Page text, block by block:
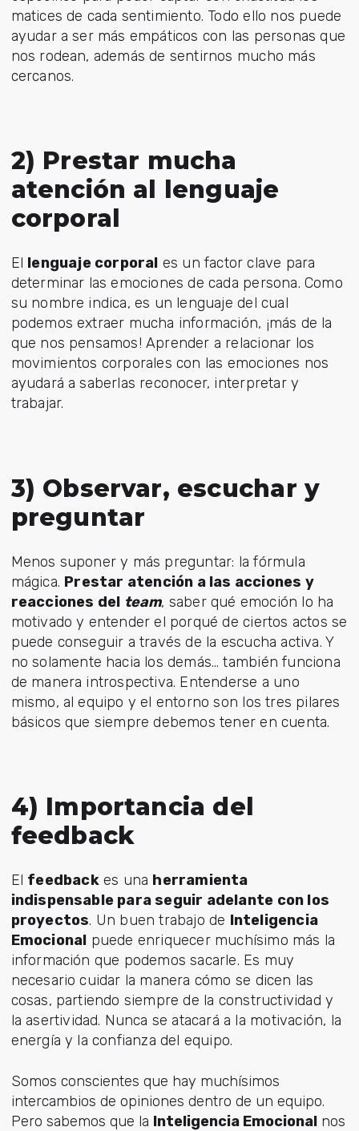
matices de cada sentimiento. Todo ello nos puede
ayudar a ser más empáticos con las personas que
nos rodean, además de sentirnos mucho más
cercanos.
2) Prestar mucha
atención al lenguaje
corporal
El lenguaje corporal es un factor clave para
determinar las emociones de cada persona. Como
su nombre indica, es un lenguaje del cual
podemos extraer mucha información, ¡más de la
que nos pensamos! Aprender a relacionar los
movimientos corporales con las emociones nos
ayudará a saberlas reconocer, interpretar y
trabajar.
3) Observar, escuchar y
preguntar
Menos suponer y más preguntar: la fórmula
mágica. Prestar atención a las acciones y
reacciones del team, saber qué emoción lo ha
motivado y entender el porqué de ciertos actos se
puede conseguir a través de la escucha activa. Y
no solamente hacia los demás… también funciona
de manera introspectiva. Entenderse a uno
mismo, al equipo y el entorno son los tres pilares
básicos que siempre debemos tener en cuenta.
4) Importancia del
feedback
El feedbackes una herramienta
indispensable para seguir adelante con los
proyectos. Un buen trabajo de Inteligencia
Emocional puede enriquecer muchísimo más la
información que podemos sacarle. Es muy
necesario cuidar la manera cómo se dicen las
cosas, partiendo siempre de la constructividad y
la asertividad. Nunca se atacará a la motivación, la
energía y la confianza del equipo.
Somos conscientes que hay muchísimos
intercambios de opiniones dentro de un equipo.
Pero sabemos que la Inteligencia Emocionalnos